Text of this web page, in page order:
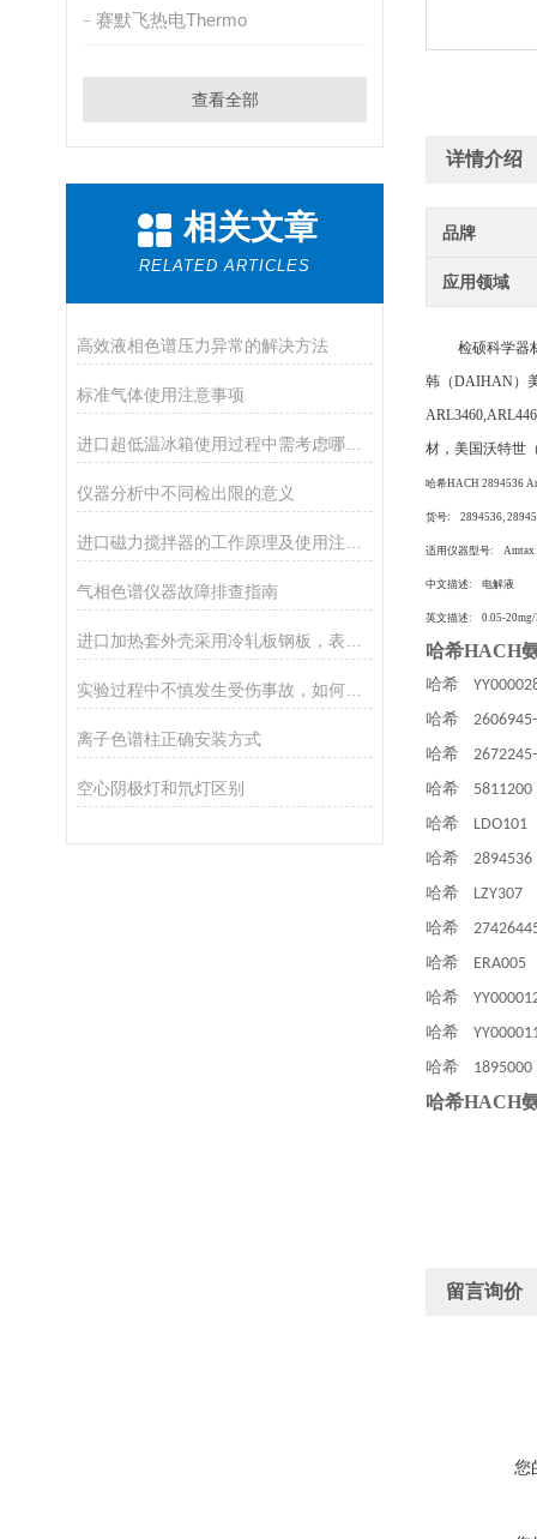
赛默飞热电Thermo
查看全部
相关文章
RELATED ARTICLES
高效液相色谱压力异常的解决方法
标准气体使用注意事项
进口超低温冰箱使用过程中需考虑哪些因素？
仪器分析中不同检出限的意义
气相色谱仪器故障排查指南
实验过程中不慎发生受伤事故，如何急救
离子色谱柱正确安装方式
空心阴极灯和氘灯区别
详情介绍
品牌
应用领域
检硕科学器材
韩（DAIHAN）
材，美国沃特世
哈希HACH 2894536
货号: 2894536,
适用仪器型号: Amtax
中文描述: 电解液
英文描述: 0.05-
哈希HACH
哈希
哈希
哈希
哈希
哈希
哈希
哈希
哈希
哈希
哈希
哈希
哈希
哈希HACH
留言询价
您